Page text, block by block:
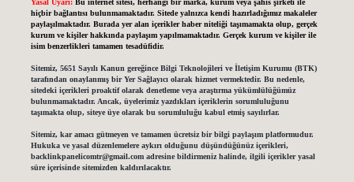
Yasal Uyarı: Bu internet sitesi, herhangi bir marka, kurum veya şahıs şirketi ile
hiçbir bağlantısı bulunmamaktadır. Sitede yalnızca kendi hazırladığımız makaleler
paylaşılmaktadır. Burada yer alan içerikler haber niteliği taşımamakta olup, gerçek
kurum ve kişiler hakkında paylaşım yapılmamaktadır. Gerçek kurum ve kişiler ile
isim benzerlikleri tamamen tesadüfidir.
Sitemiz, 5651 Sayılı Kanun gereğince Bilgi Teknolojileri ve İletişim Kurumu (BTK)
tarafından onaylanmış bir Yer Sağlayıcı olarak hizmet vermektedir. Bu nedenle,
sitedeki içerikleri proaktif olarak denetleme veya araştırma yükümlülüğümüz
bulunmamaktadır. Ancak, üyelerimiz yazdıkları içeriklerin sorumluluğunu
taşımakta olup, siteye üye olarak bu sorumluluğu kabul etmiş sayılırlar.
Sitemiz, kar amacı gütmeyen ve tamamen ücretsiz bir bilgi paylaşım platformudur.
Hukuka ve yasal düzenlemelere aykırı olduğunu düşündüğünüz içerikleri,
backlinkpanelicomtr@gmail.comadresine bildirmeniz halinde, ilgili içerikler yasal
süre içerisinde sitemizden kaldırılacaktır.